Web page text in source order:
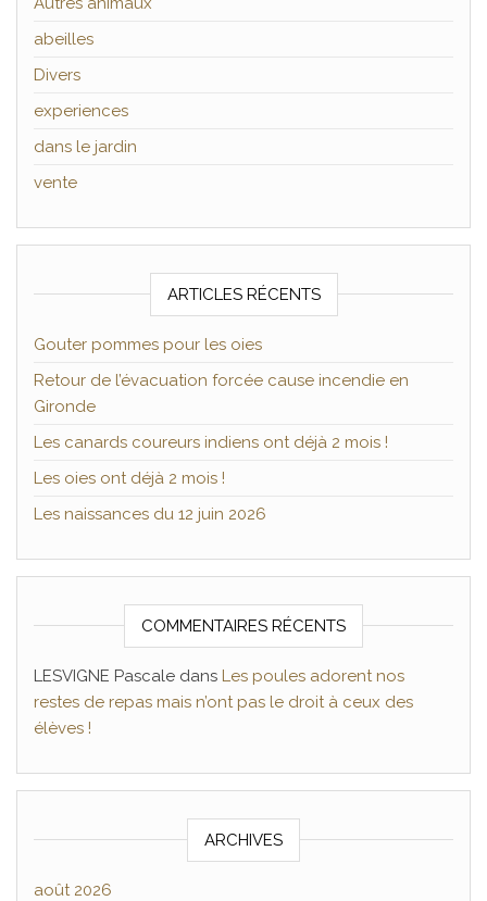
abeilles
Divers
experiences
dans le jardin
vente
ARTICLES RÉCENTS
Gouter pommes pour les oies
Retour de l’évacuation forcée cause incendie en
Gironde
Les canards coureurs indiens ont déjà 2 mois !
Les oies ont déjà 2 mois !
Les naissances du 12 juin 2026
COMMENTAIRES RÉCENTS
LESVIGNE Pascale dans Les poules adorent nos
restes de repas mais n’ont pas le droit à ceux des
élèves !
ARCHIVES
août 2026